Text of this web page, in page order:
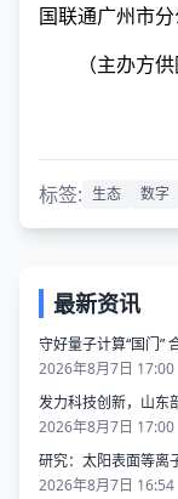
国联通广州市
（主办方供
标签: 生态 数字
最新资讯
守好量子计算“国门”
2026年8月7日 17:00
发力科技创新，山东
2026年8月7日 17:00
研究：太阳表面等离
2026年8月7日 16:54